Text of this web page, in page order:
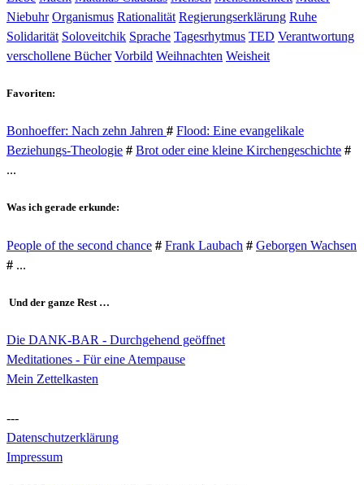
Niebuhr Organismus Rationalität Regierungserklärung Ruhe
Solidarität Soloveitchik Sprache Tagesrhytmus TED Verantwortung
verschollene Bücher Vorbild Weihnachten Weisheit
Favoriten:
Bonhoeffer: Nach zehn Jahren # Flood: Eine evangelikale
Beziehungs-Theologie # Brot oder eine kleine Kirchengeschichte #
...
Was ich gerade erkunde:
People of the second chance # Frank Laubach # Geborgen Wachsen
# ...
Und der ganze Rest …
Die DANK-BAR - Durchgehend geöffnet
Meditationes - Für eine Atempause
Mein Zettelkasten
---
Datenschutzerklärung
Impressum